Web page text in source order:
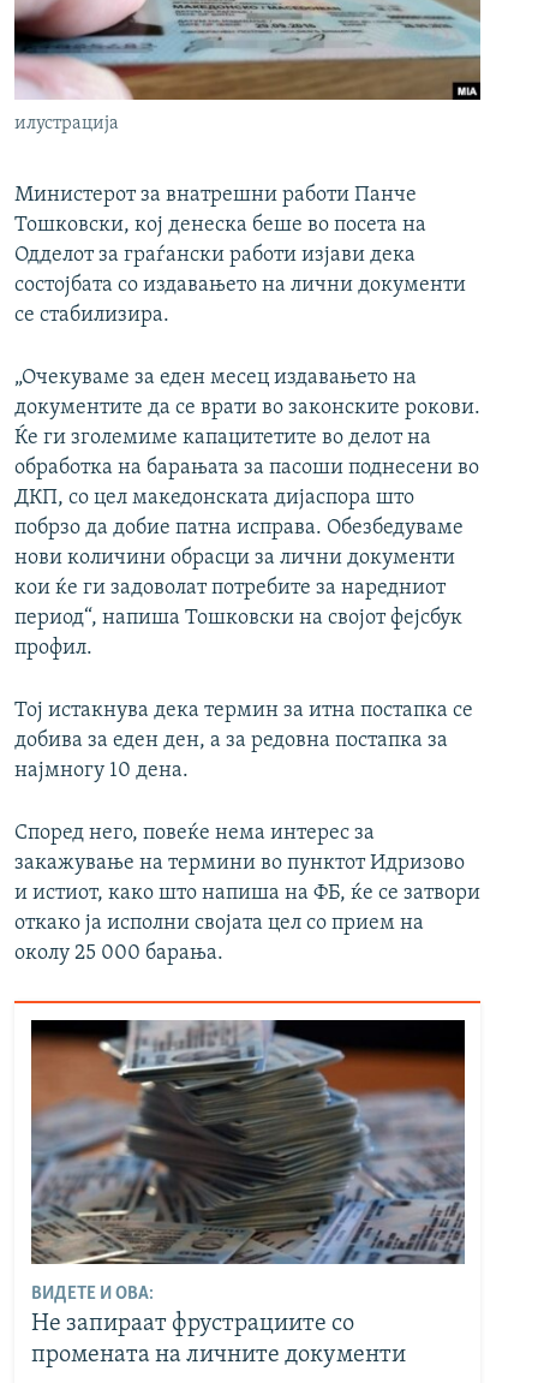
РСЕ веб страници
илустрација
Министерот за внатрешни работи Панче
Тошковски, кој денеска беше во посета на
Одделот за граѓански работи изјави дека
состојбата со издавањето на лични документи
се стабилизира.
„Очекуваме за еден месец издавањето на
документите да се врати во законските рокови.
Ќе ги зголемиме капацитетите во делот на
обработка на барањата за пасоши поднесени во
ДКП, со цел македонската дијаспора што
побрзо да добие патна исправа. Обезбедуваме
нови количини обрасци за лични документи
кои ќе ги задоволат потребите за наредниот
период“, напиша Тошковски на својот фејсбук
профил.
Тој истакнува дека термин за итна постапка се
добива за еден ден, а за редовна постапка за
најмногу 10 дена.
Според него, повеќе нема интерес за
закажување на термини во пунктот Идризово
и истиот, како што напиша на ФБ, ќе се затвори
откако ја исполни својата цел со прием на
околу 25 000 барања.
ВИДЕТЕ И ОВА:
Не запираат фрустрациите со
промената на личните документи